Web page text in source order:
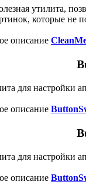
утилита,
которые
описание
для настройки
описание
для настройки
описание